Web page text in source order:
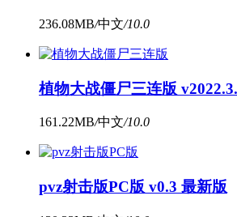
236.08MB/中文/10.0
植物大战僵尸三连版
161.22MB/中文/10.0
pvz射击版PC版 v0.3 最新版